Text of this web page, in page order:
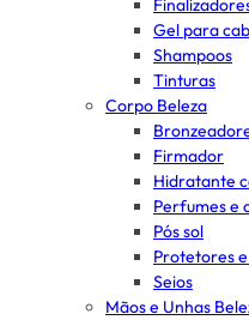
Gel para
Shampoos
Tinturas
Corpo Beleza
Firmador
Hidratante
Perfumes e
Pós sol
Protetores
Seios
Mãos e Unhas